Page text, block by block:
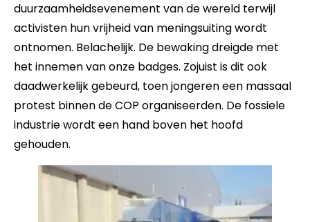
duurzaamheidsevenement van de wereld terwijl
activisten hun vrijheid van meningsuiting wordt
ontnomen. Belachelijk. De bewaking dreigde met
het innemen van onze badges. Zojuist is dit ook
daadwerkelijk gebeurd, toen jongeren een massaal
protest binnen de COP organiseerden. De fossiele
industrie wordt een hand boven het hoofd
gehouden.